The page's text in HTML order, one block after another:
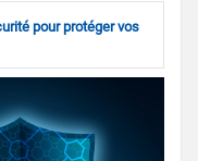
pour protéger vos